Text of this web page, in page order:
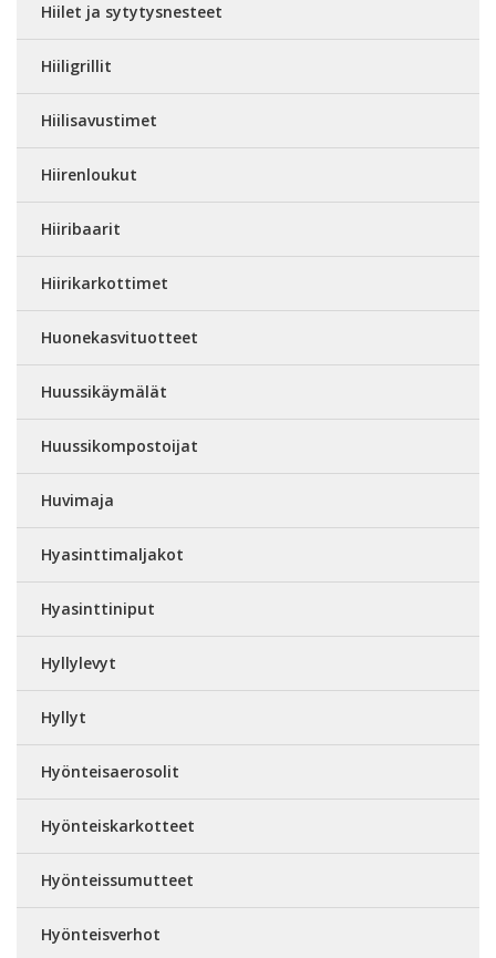
Hiilet ja sytytysnesteet
Hiiligrillit
Hiilisavustimet
Hiirenloukut
Hiiribaarit
Hiirikarkottimet
Huonekasvituotteet
Huussikäymälät
Huussikompostoijat
Huvimaja
Hyasinttimaljakot
Hyasinttiniput
Hyllylevyt
Hyllyt
Hyönteisaerosolit
Hyönteiskarkotteet
Hyönteissumutteet
Hyönteisverhot